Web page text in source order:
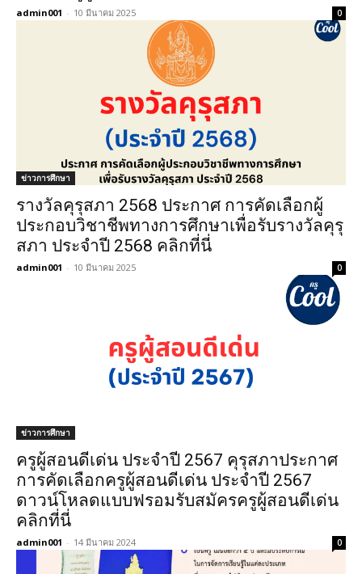
admin001 - 10 มีนาคม 2025 0
ข่าวการศึกษา
รางวัลคุรุสภา 2568 ประกาศ การคัดเลือกผู้
ประกอบวิชาชีพทางการศึกษาเพื่อรับรางวัลคุรุ
สภา ประจำปี 2568 คลิกที่นี่
admin001 - 10 มีนาคม 2025 0
ข่าวการศึกษา
ครูผู้สอนดีเด่น ประจำปี 2567 คุรุสภาประกาศ
การคัดเลือกครูผู้สอนดีเด่น ประจำปี 2567
ดาวน์โหลดแบบฟรอมรับสมัครครูผู้สอนดีเด่น
คลิกที่นี่
admin001 - 14 มีนาคม 2024 0